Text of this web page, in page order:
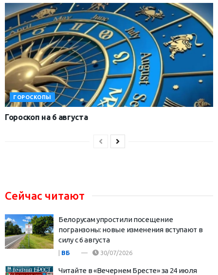
ГОРОСКОПЫ
Гороскоп на 6 августа
Сейчас читают
Белорусам упростили посещение
погранзоны: новые изменения вступают в
силу с 6 августа
| ВБ 30/07/2026
Читайте в «Вечернем Бресте» за 24 июля